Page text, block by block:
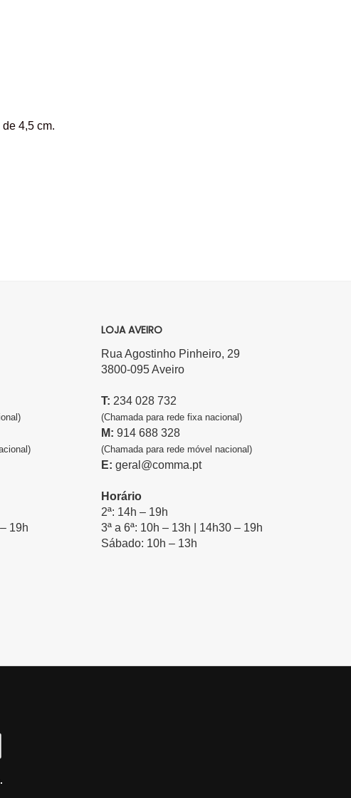
4,5 cm.
19h
LOJA AVEIRO
Rua Agostinho Pinheiro, 29
3800-095 Aveiro
T: 234 028 732
(Chamada para rede fixa nacional)
M: 914 688 328
(Chamada para rede móvel nacional)
E: geral@comma.pt
Horário
2ª: 14h – 19h
3ª a 6ª: 10h – 13h | 14h30 – 19h
Sábado: 10h – 13h